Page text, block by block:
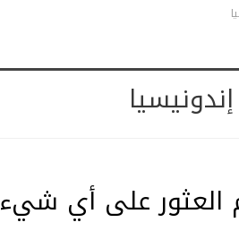
العثور على أي شيء